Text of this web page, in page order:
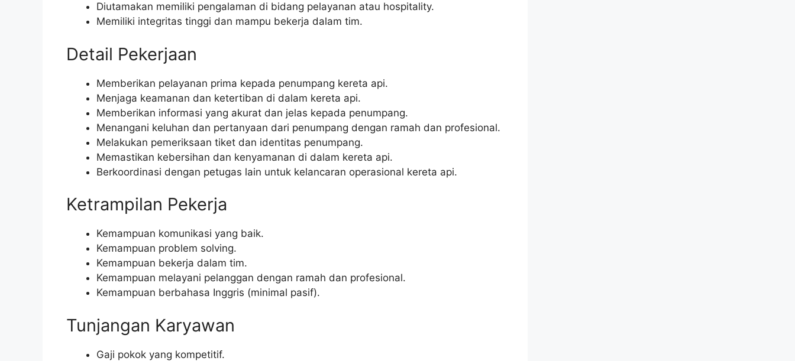
Diutamakan memiliki pengalaman di bidang pelayanan atau hospitality.
Memiliki integritas tinggi dan mampu bekerja dalam tim.
Detail Pekerjaan
Memberikan pelayanan prima kepada penumpang kereta api.
Menjaga keamanan dan ketertiban di dalam kereta api.
Memberikan informasi yang akurat dan jelas kepada penumpang.
Menangani keluhan dan pertanyaan dari penumpang dengan ramah dan profesional.
Melakukan pemeriksaan tiket dan identitas penumpang.
Memastikan kebersihan dan kenyamanan di dalam kereta api.
Berkoordinasi dengan petugas lain untuk kelancaran operasional kereta api.
Ketrampilan Pekerja
Kemampuan komunikasi yang baik.
Kemampuan problem solving.
Kemampuan bekerja dalam tim.
Kemampuan melayani pelanggan dengan ramah dan profesional.
Kemampuan berbahasa Inggris (minimal pasif).
Tunjangan Karyawan
Gaji pokok yang kompetitif.